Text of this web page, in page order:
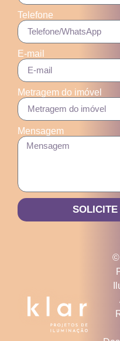
Telefone
E-mail
Metragem do imóvel
Mensagem
©